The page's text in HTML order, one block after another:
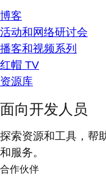
博客
活动和网络研讨会
播客和视频系列
红帽 TV
资源库
面向开发人员
探索资源和工具，帮
和服务。
合作伙伴